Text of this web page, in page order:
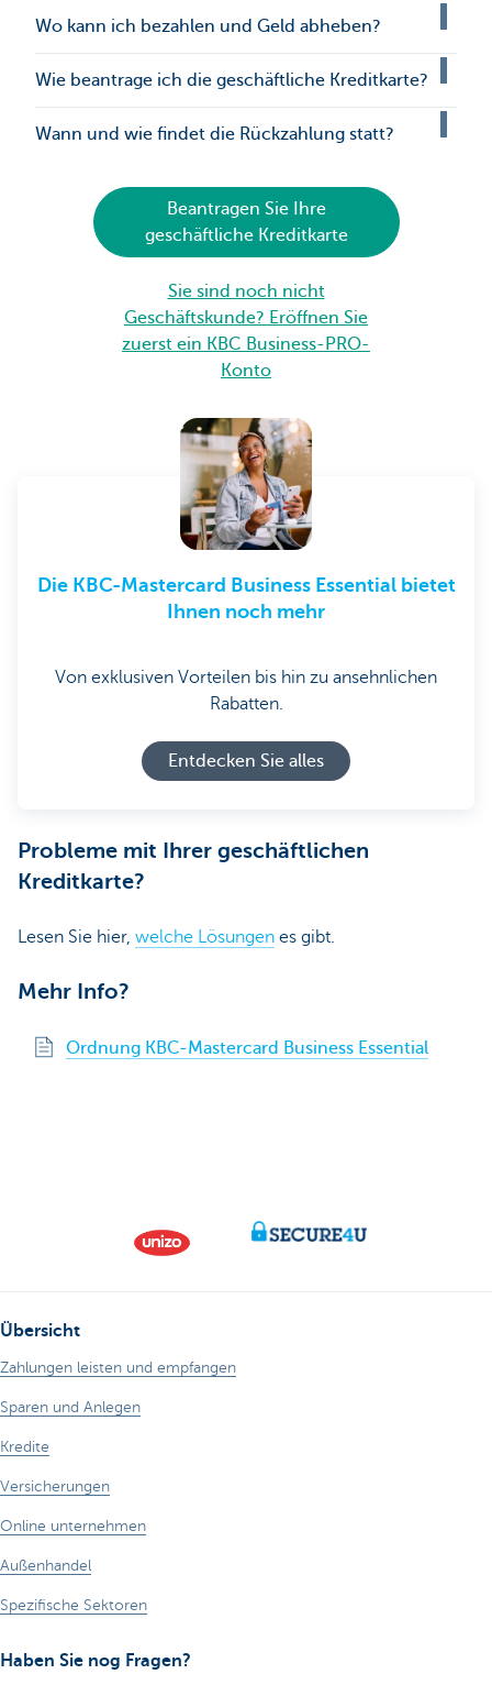
Wo kann ich bezahlen und Geld abheben?
Wie beantrage ich die geschäftliche Kreditkarte?
Wann und wie findet die Rückzahlung statt?
Beantragen Sie Ihre
geschäftliche Kreditkarte
Sie sind noch nicht
Geschäftskunde? Eröffnen Sie
zuerst ein KBC Business-PRO-
Konto
Die KBC-Mastercard Business Essential bietet
Ihnen noch mehr
Von exklusiven Vorteilen bis hin zu ansehnlichen
Rabatten.
Entdecken Sie alles
Probleme mit Ihrer geschäftlichen
Kreditkarte?
Lesen Sie hier, welche Lösungen es gibt.
Mehr Info?
Ordnung KBC-Mastercard Business Essential
Übersicht
Zahlungen leisten und empfangen
Sparen und Anlegen
Kredite
Versicherungen
Online unternehmen
Außenhandel
Spezifische Sektoren
Haben Sie nog Fragen?